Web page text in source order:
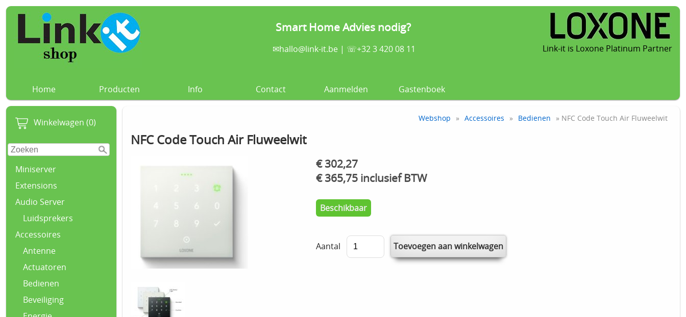
Smart Home Advies nodig?
✉hallo@link-it.be | ☏+32 3 420 08 11 Link-it is Loxone Platinum Partner
Home Producten Info Contact Aanmelden Gastenboek
Winkelwagen (0)
Miniserver
Extensions
Audio Server
Luidsprekers
Accessoires
Antenne
Actuatoren
Bedienen
Beveiliging
Webshop » Accessoires » Bedienen » NFC Code Touch Air Fluweelwit
NFC Code Touch Air Fluweelwit
€ 302,27
€ 365,75 inclusief BTW
Beschikbaar
Aantal